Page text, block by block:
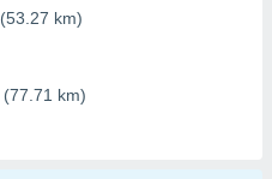
(53.27 km)
(77.71 km)